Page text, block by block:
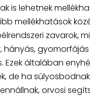
is lehetnek
mellékhatások
zavarok,
hányás,
Ezek általában
de ha
orvosi